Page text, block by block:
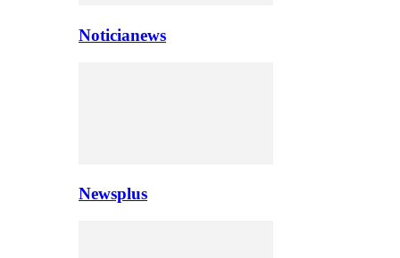
Noticianews
Newsplus